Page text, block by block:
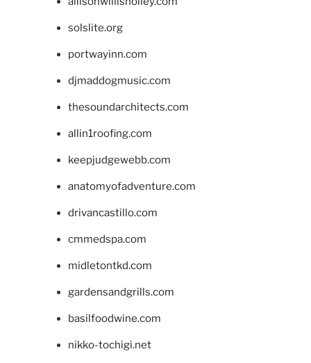
solslite.org
portwayinn.com
djmaddogmusic.com
thesoundarchitects.com
allin1roofing.com
keepjudgewebb.com
anatomyofadventure.com
drivancastillo.com
cmmedspa.com
midletontkd.com
gardensandgrills.com
basilfoodwine.com
nikko-tochigi.net